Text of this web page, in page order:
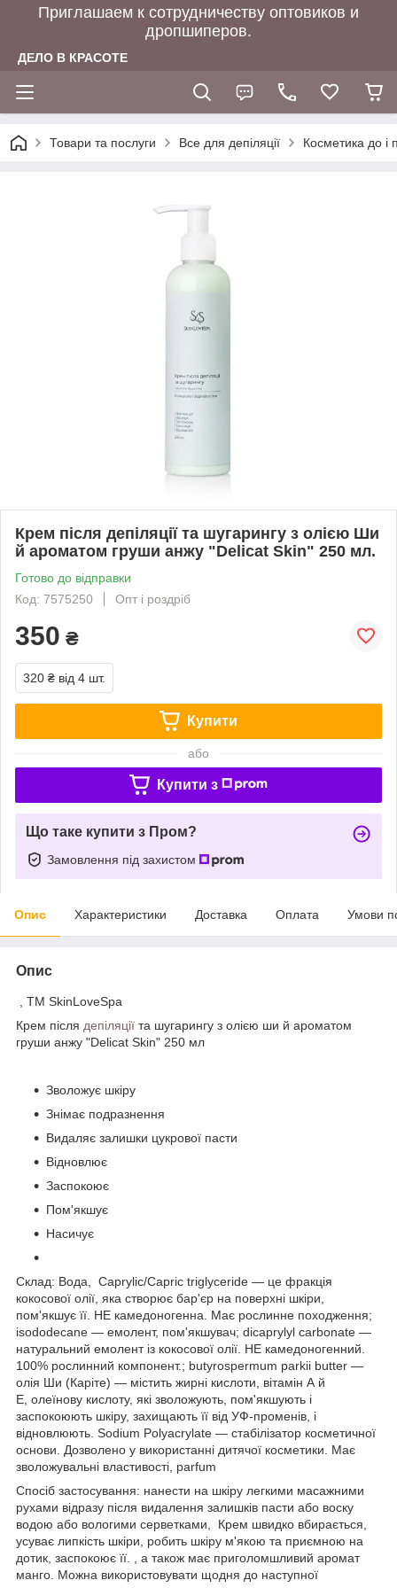
Приглашаем к сотрудничеству оптовиков и
дропшиперов.
ДЕЛО В КРАСОТЕ
Товари та послуги Все для депіляції Косметика до і
Крем після депіляції та шугарингу з олією Ши
й ароматом груши анжу "Delicat Skin" 250 мл.
Готово до відправки
Код: 7575250
Опт і роздріб
350 ₴
320 ₴ від 4 шт.
Купити
або
Купити з
Що таке купити з Пром?
Замовлення під захистом
Опис Характеристики Доставка Оплата Умови
Опис
, ТМ SkinLoveSpa
Крем після депіляції та шугарингу з олією ши й ароматом
груши анжу "Delicat Skin" 250 мл
Зволожує шкіру
Знімає подразнення
Видаляє залишки цукрової пасти
Відновлює
Заспокоює
Пом'якшує
Насичує
Склад: Вода, Caprylic/Capric triglyceride — це фракція
кокосової олії, яка створює бар'єр на поверхні шкіри,
пом'якшує її. НЕ камедоногенна. Має рослинне походження;
isododecane — емолент, пом'якшувач; dicaprylyl carbonate —
натуральний емолент із кокосової олії. НЕ камедоногенний.
100% рослинний компонент.; butyrospermum parkii butter —
олія Ши (Каріте) — містить жирні кислоти, вітамін А й
Е, олеїнову кислоту, які зволожують, пом'якшують і
заспокоюють шкіру, захищають її від УФ-променів, і
відновлюють. Sodium Polyacrylate — стабілізатор косметичної
основи. Дозволено у використанні дитячої косметики. Має
зволожувальні властивості, parfum
Спосіб застосування: нанести на шкіру легкими масажними
рухами відразу після видалення залишків пасти або воску
водою або вологими серветками, Крем швидко вбирається,
усуває липкість шкіри, робить шкіру м'якою та приємною на
дотик, заспокоює її. , а також має приголомшливий аромат
манго. Можна використовувати щодня до наступної